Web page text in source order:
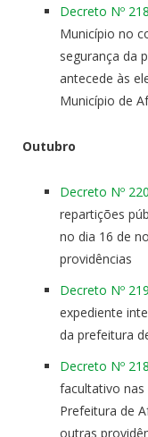
Decreto Nº
Município no
segurança da
antecede às
Município de
Outubro
Decreto Nº
repartições
no dia 16 de
providências
Decreto Nº
expediente
da prefeitura
Decreto Nº
facultativo nas
Prefeitura de
outras